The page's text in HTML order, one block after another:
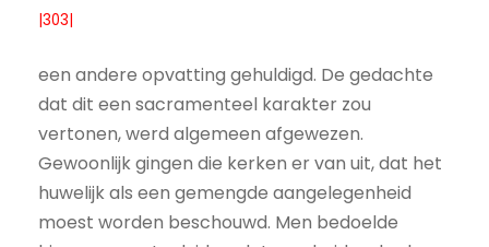
|303|
een andere opvatting gehuldigd. De gedachte
dat dit een sacramenteel karakter zou
vertonen, werd algemeen afgewezen.
Gewoonlijk gingen die kerken er van uit, dat het
huwelijk als een gemengde aangelegenheid
moest worden beschouwd. Men bedoelde